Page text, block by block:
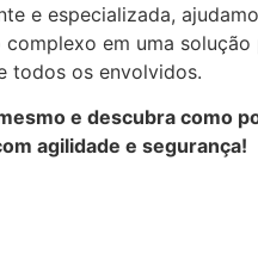
e especializada,
em uma
todos os envolvidos.
e descubra como
agilidade e segurança!